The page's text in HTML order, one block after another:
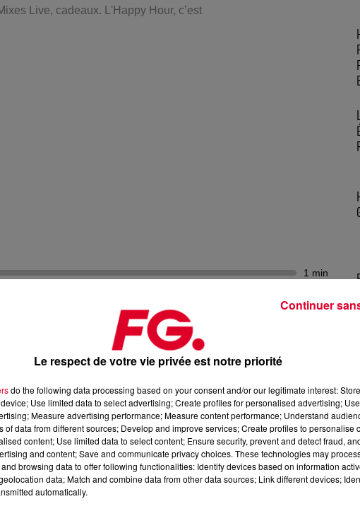
Live, cadeaux. L'Happy Hour, c’est
1 min
Mixes Live, cadeaux. L'Happy Hour, c’est le son de la DJ
de la rédaction
FG (IOShttps://urlz.fr/hhZx- Google Play
Le respect de votre vie privée est notre priorité
do the following data processing based on your consent and/or our legitimate interest:
Use limited data to select advertising; Create profiles for personalised advertising;
Measure advertising performance; Measure content performance; Understand
of data from different sources; Develop and improve services; Create profiles to personalise
content; Use limited data to select content; Ensure security, prevent and detect fraud,
and content; Save and communicate privacy choices. These technologies may
browsing data to offer following functionalities: Identify devices based on information
data; Match and combine data from other data sources; Link different devices;
automatically.
Continuer